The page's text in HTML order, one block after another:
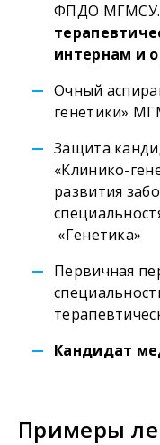
ФПДО МГМСУ.
интернам и
Очный
генетики»
Защита
«Клинико-
развития
«Генетика»
Первичная
Кандидат
Примеры